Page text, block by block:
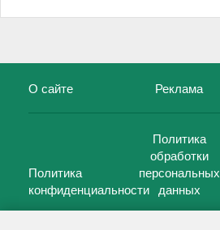
О сайте Реклама
Политика
конфиденциальности
Политика
обработки
персональных
данных